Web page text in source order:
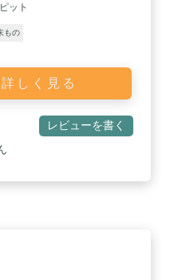
ット
もの
しく見る
レビューを書く